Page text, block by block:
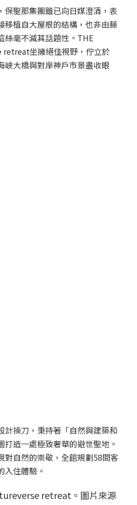
保聖那集團雖已向日媒澄清，表
移植自大屋根的結構，也非由藤
絲毫不減其話題性。THE
retreat坐擁絕佳視野，佇立於
峽大橋與對岸神戶市景盡收眼
計操刀，秉持著「自然與建築和
打造一處極致奢華的避世聖地。
對自然的崇敬，全館規劃58間客
入住體驗。